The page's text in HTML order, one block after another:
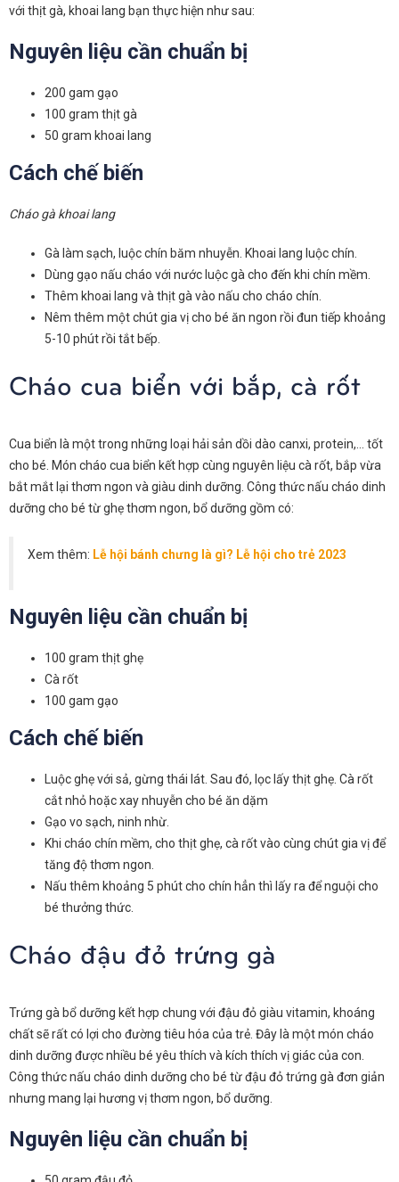
với thịt gà, khoai lang bạn thực hiện như sau:
Nguyên liệu cần chuẩn bị
200 gam gạo
100 gram thịt gà
50 gram khoai lang
Cách chế biến
Cháo gà khoai lang
Gà làm sạch, luộc chín băm nhuyễn. Khoai lang luộc chín.
Dùng gạo nấu cháo với nước luộc gà cho đến khi chín mềm.
Thêm khoai lang và thịt gà vào nấu cho cháo chín.
Nêm thêm một chút gia vị cho bé ăn ngon rồi đun tiếp khoảng
5-10 phút rồi tắt bếp.
Cháo cua biển với bắp, cà rốt
Cua biển là một trong những loại hải sản dồi dào canxi, protein,… tốt
cho bé. Món cháo cua biển kết hợp cùng nguyên liệu cà rốt, bắp vừa
bắt mắt lại thơm ngon và giàu dinh dưỡng. Công thức nấu cháo dinh
dưỡng cho bé từ ghẹ thơm ngon, bổ dưỡng gồm có:
Xem thêm: Lễ hội bánh chưng là gì? Lễ hội cho trẻ 2023
Nguyên liệu cần chuẩn bị
100 gram thịt ghẹ
Cà rốt
100 gam gạo
Cách chế biến
Luộc ghẹ với sả, gừng thái lát. Sau đó, lọc lấy thịt ghẹ. Cà rốt
cắt nhỏ hoặc xay nhuyễn cho bé ăn dặm
Gạo vo sạch, ninh nhừ.
Khi cháo chín mềm, cho thịt ghẹ, cà rốt vào cùng chút gia vị để
tăng độ thơm ngon.
Nấu thêm khoảng 5 phút cho chín hẳn thì lấy ra để nguội cho
bé thưởng thức.
Cháo đậu đỏ trứng gà
Trứng gà bổ dưỡng kết hợp chung với đậu đỏ giàu vitamin, khoáng
chất sẽ rất có lợi cho đường tiêu hóa của trẻ. Đây là một món cháo
dinh dưỡng được nhiều bé yêu thích và kích thích vị giác của con.
Công thức nấu cháo dinh dưỡng cho bé từ đậu đỏ trứng gà đơn giản
nhưng mang lại hương vị thơm ngon, bổ dưỡng.
Nguyên liệu cần chuẩn bị